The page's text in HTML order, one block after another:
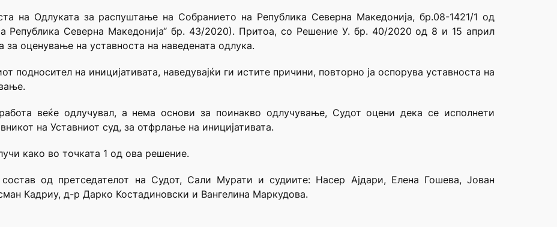
на Одлуката за распуштање на Собранието на Република Северна Македонија, бр.08-1421/1 од
Република Северна Македонија“ бр. 43/2020). Притоа, со Решение У. бр. 40/2020 од 8 и 15 април
оценување на уставноста на наведената одлука.
подносител на иницијативата, наведувајќи ги истите причини, повторно ја оспорува уставноста на
веќе одлучувал, а нема основи за поинакво одлучување, Судот оцени дека се исполнети
на Уставниот суд, за отфрлање на иницијативата.
како во точката 1 од ова решение.
од претседателот на Судот, Сали Мурати и судиите: Насер Ајдари, Елена Гошева, Јован
Кадриу, д-р Дарко Костадиновски и Вангелина Маркудова.